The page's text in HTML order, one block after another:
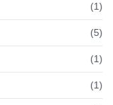
(1)
(5)
(1)
(1)